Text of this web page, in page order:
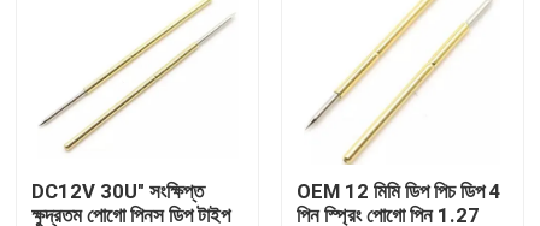
সব ক্ষেত্রেই
স্প্রিং লোডেড POGO পিন
প্রোব পোগো পিন
DC12V 30U" সংক্ষিপ্ত
ক্ষুদ্রতম পোগো পিনস ডিপ টাইপ
OEM 12 মিমি ডিপ পিচ ডিপ 4
পিন স্প্রিং পোগো পিন 1.27